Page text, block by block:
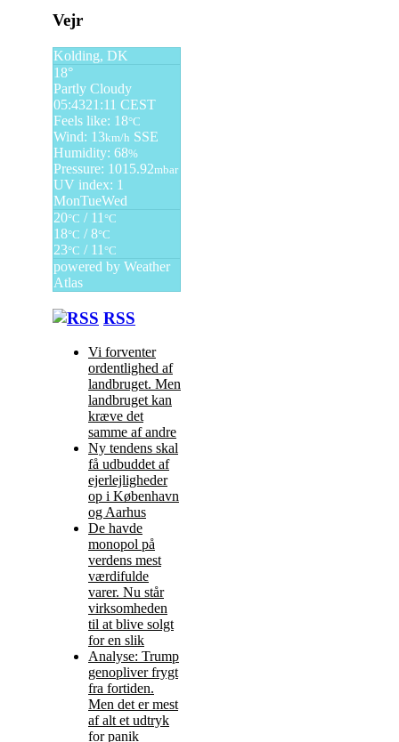
Vejr
Kolding, DK
18°
Partly Cloudy
05:4321:11 CEST
Feels like: 18°C
Wind: 13km/h SSE
Humidity: 68%
Pressure: 1015.92mbar
UV index: 1
MonTueWed
20°C / 11 °C
18°C / 8°C
23°C / 11 °C
powered by Weather
Atlas
RSS
Vi forventer
ordentlighed af
landbruget. Men
landbruget kan
kræve det
samme af andre
Ny tendens skal
få udbuddet af
ejerlejligheder
op i København
og Aarhus
De havde
monopol på
verdens mest
værdifulde
varer. Nu står
virksomheden
til at blive solgt
for en slik
Analyse: Trump
genopliver frygt
fra fortiden.
Men det er mest
af alt et udtryk
for panik